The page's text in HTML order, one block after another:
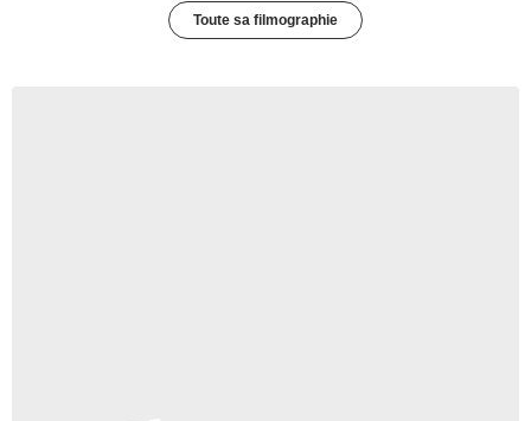
Toute sa filmographie